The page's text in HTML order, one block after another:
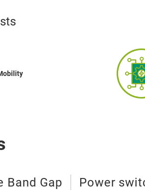
Band Gap Power